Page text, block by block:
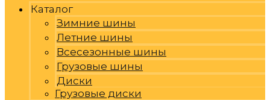
Каталог
Зимние шины
Летние шины
Всесезонные шины
Грузовые шины
Диски
Грузовые диски